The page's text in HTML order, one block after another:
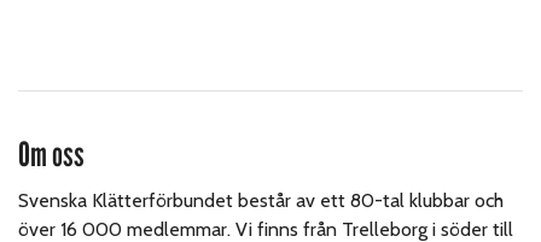
Om oss
Svenska Klätterförbundet består av ett 80-tal klubbar och
över 16 000 medlemmar. Vi finns från Trelleborg i söder till